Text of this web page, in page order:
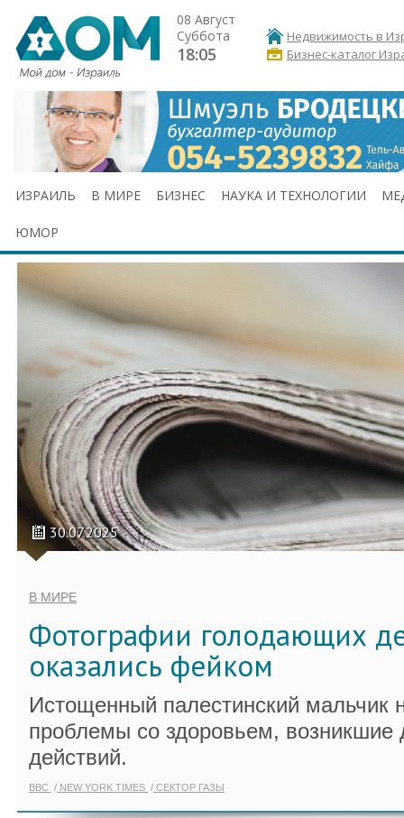
08 Август
Суббота
18:05
Недвижимость в
Бизнес-каталог
ИЗРАИЛЬ В МИРЕ БИЗНЕС НАУКА И ТЕХНОЛОГИИ
ЮМОР
30.07.2025
В МИРЕ
Фотографии голодающих
оказались фейком
Истощенный палестинский мальчик
проблемы со здоровьем, возникшие
действий.
BBC NEW YORK TIMES СЕКТОР ГАЗЫ